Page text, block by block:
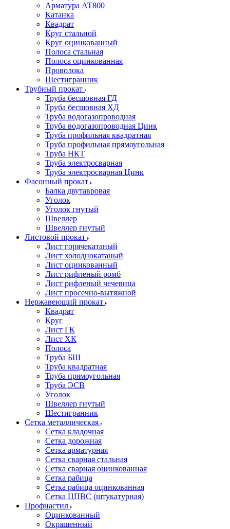
Арматура АТ800
Катанка
Квадрат
Круг стальной
Круг оцинкованный
Полоса стальная
Полоса оцинкованная
Проволока
Шестигранник
Трубный прокат
Труба бесшовная ГД
Труба бесшовная ХД
Труба водогазопроводная
Труба водогазопроводная Цинк
Труба профильная квадратная
Труба профильная прямоугольная
Труба НКТ
Труба электросварная
Труба электросварная Цинк
Фасонный прокат
Балка двутавровая
Уголок
Уголок гнутый
Швеллер
Швеллер гнутый
Листовой прокат
Лист горячекатаный
Лист холоднокатаный
Лист оцинкованный
Лист рифленый ромб
Лист рифленый чечевица
Лист просечно-вытяжной
Нержавеющий прокат
Квадрат
Круг
Лист ГК
Лист ХК
Полоса
Труба БШ
Труба квадратная
Труба прямоугольная
Труба ЭСВ
Уголок
Швеллер гнутый
Шестигранник
Сетка металлическая
Сетка кладочная
Сетка дорожная
Сетка арматурная
Сетка сварная стальная
Сетка сварная оцинкованная
Сетка рабица
Сетка рабица оцинкованная
Сетка ЦПВС (штукатурная)
Профнастил
Оцинкованный
Окрашенный